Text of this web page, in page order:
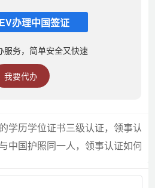
办理中国签证
服务，简单安全又快速
我要代办
学历学位证书三级认证，领事认
中国护照同一人，领事认证如何办